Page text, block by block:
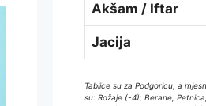
Akšam / Iftar
Jacija
Tablice su za Podgoricu, a
su: Rožaje (-4); Berane,